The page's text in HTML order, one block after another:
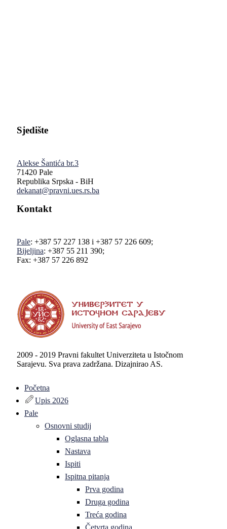
Sjedište
Alekse Šantića br.3
71420 Pale
Republika Srpska - BiH
dekanat@pravni.ues.rs.ba
Kontakt
Pale: +387 57 227 138 i +387 57 226 609;
Bijeljina: +387 55 211 390;
Fax: +387 57 226 892
2009 - 2019 Pravni fakultet Univerziteta u Istočnom
Sarajevu. Sva prava zadržana. Dizajnirao AS.
Početna
Upis 2026
Pale
Osnovni studij
Oglasna tabla
Nastava
Ispiti
Ispitna pitanja
Prva godina
Druga godina
Treća godina
Četvrta godina